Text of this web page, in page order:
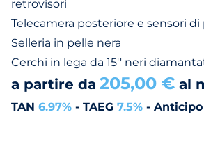
retrovisori
Telecamera posteriore e sensori
Selleria in pelle nera
Cerchi in lega da 15'' neri
a partire da 205,00 € al
TAN 6.97% - TAEG 7.5% - Anticipo